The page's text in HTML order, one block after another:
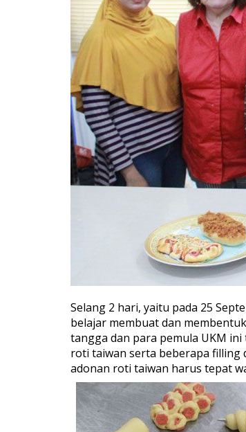
Selang 2 hari, yaitu pada 25
belajar membuat dan
tangga dan para pemula UKM
roti taiwan serta beberapa filling
adonan roti taiwan harus tepat